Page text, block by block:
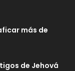
más de
de Jehová